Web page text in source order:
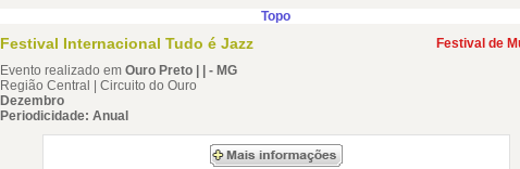
Topo
Festival Internacional Tudo é Jazz
Festival de
Evento realizado em Ouro Preto | | - MG
Região Central | Circuito do Ouro
Dezembro
Periodicidade: Anual